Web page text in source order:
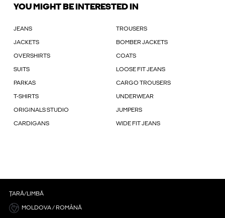
YOU MIGHT BE INTERESTED IN
JEANS TROUSERS
JACKETS BOMBER JACKETS
OVERSHIRTS COATS
SUITS LOOSE FIT JEANS
PARKAS CARGO TROUSERS
T-SHIRTS UNDERWEAR
ORIGINALS STUDIO JUMPERS
CARDIGANS WIDE FIT JEANS
ȚARĂ/LIMBĂ
MOLDOVA / ROMÂNĂ